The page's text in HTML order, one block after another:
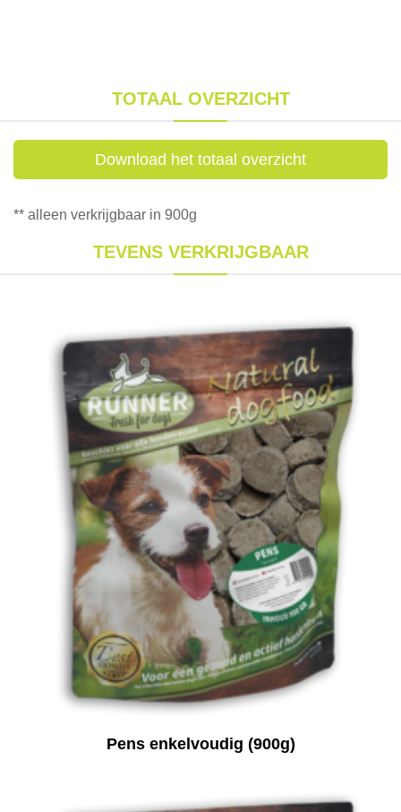
TOTAAL OVERZICHT
Download het totaal overzicht
** alleen verkrijgbaar in 900g
TEVENS VERKRIJGBAAR
Pens enkelvoudig (900g)